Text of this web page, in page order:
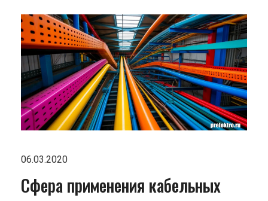
06.03.2020
Сфера применения кабельных